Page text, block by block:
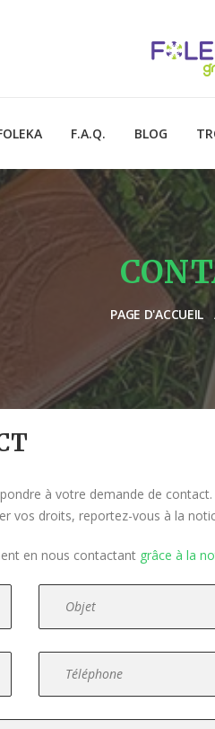
F.A.Q. BLOG
PAGE D'ACCUEIL
à votre demande de
vos droits, reportez-vous à la
en nous contactant grâce à la